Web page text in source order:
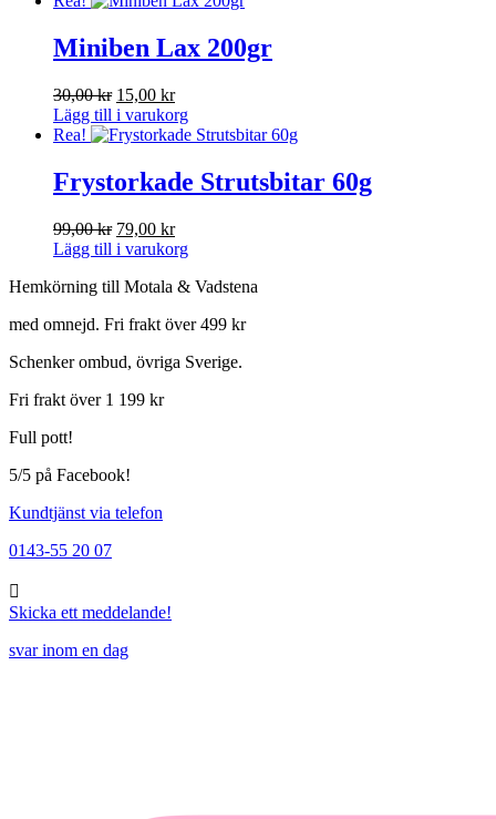
79,00 kr.70,00 kr.
Miniben Lax 200gr
30,00kr Det
ursprungliga
priset
30,00 kr.
15,00 krDet
nuvarande
priset
15,00 kr.
Lägg till i varukorg
Rea!
Frystorkade Strutsbitar 60g
99,00kr Det
ursprungliga
var:
79,00 krDet
nuvarande
är:
Lägg till i varukorg
Hemkörning till Motala & Vadstena
med omnejd. Fri frakt över 499 kr
Schenker ombud, övriga Sverige.
Fri frakt över 1 199 kr
Full pott!
5/5 på Facebook!
Kundtjänst via telefon
0143-55 20 07
Skicka ett meddelande!
svar inom en dag